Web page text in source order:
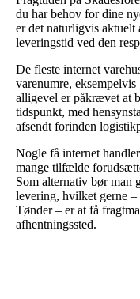
du har behov for dine
er det naturligvis aktuelt
leveringstid ved den
De fleste internet
varenumre,
alligevel er påkrævet at
tidspunkt, med
afsendt forinden
Nogle få internet
mange tilfælde
Som alternativ bør man
levering, hvilket gerne
Tønder – er at få
afhentningssted.